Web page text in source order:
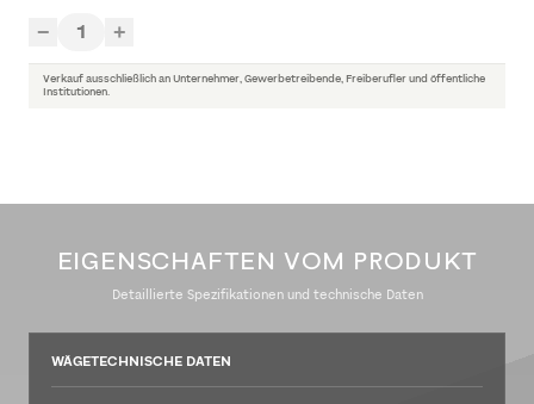
− 1 +
Verkauf ausschließlich an Unternehmer, Gewerbetreibende, Freiberufler und öffentliche
Institutionen.
EIGENSCHAFTEN VOM PRODUKT
Detaillierte Spezifikationen und technische Daten
WÄGETECHNISCHE DATEN